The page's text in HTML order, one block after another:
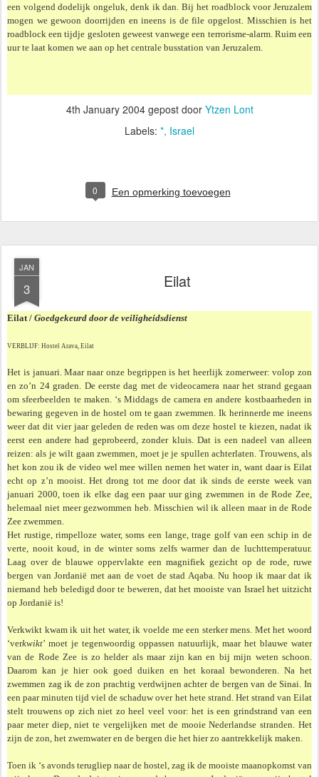
een volgend dodelijk ongeluk, denk ik dan. Bij het roadblock voor Jeruzalem
mogen we gewoon doorrijden en ineens is de file opgelost. Misschien is het
roadblock een tijdje gesloten geweest vanwege een terrorisme-alarm. Ruim een
uur te laat komen we aan op het centrale bus­station van Jeruzalem.
4th January 2004gepost door Ytzen Lont
Labels: * Israel
0 Een opmerking toevoegen
JAN
3 Eilat
Eilat / Goedgekeurd door de veiligheidsdienst
VERBLIJF: Hostel Arava, Eilat
Het is januari. Maar naar onze begrippen is het heerlijk zomerweer: volop zon
en zo’n 24 graden. De eerste dag met de videocamera naar het strand gegaan
om sfeerbeelden te maken. ‘s Middags de camera en andere kostbaar­heden in
bewaring gegeven in de hostel om te gaan zwemmen. Ik herinnerde me ineens
weer dat dit vier jaar geleden de reden was om deze hostel te kiezen, nadat ik
eerst een andere had geprobeerd, zonder kluis. Dat is een nadeel van alleen
reizen: als je wilt gaan zwemmen, moet je je spullen achterlaten. Trouwens, als
het kon zou ik de video wel mee willen nemen het water in, want daar is Eilat
echt op z’n mooist. Het drong tot me door dat ik sinds de eerste week van
januari 2000, toen ik elke dag een paar uur ging zwemmen in de Rode Zee,
helemaal niet meer gezwommen heb. Misschien wil ik alleen maar in de Rode
Zee zwemmen.
Het rustige, rimpelloze water, soms een lange, trage golf van een schip in de
verte, nooit koud, in de winter soms zelfs warmer dan de luchttemperatuur.
Laag over de blauwe oppervlakte een magnifiek gezicht op de rode, ruwe
bergen van Jordanië met aan de voet de stad Aqaba. Nu hoop ik maar dat ik
niemand heb beledigd door te beweren, dat het mooiste van Israel het uitzicht
op Jordanië is!
Verkwikt kwam ik uit het water, ik voelde me een sterker mens. Met het woord
‘verkwikt’ moet je tegenwoordig oppassen natuurlijk, maar het blauwe water
van de Rode Zee is zo helder als maar zijn kan en bij mijn weten schoon.
Daarom kan je hier ook goed duiken en het koraal bewonderen. Na het
zwemmen zag ik de zon prachtig verdwijnen achter de bergen van de Sinai. In
een paar minuten tijd viel de schaduw over het hete strand. Het strand van Eilat
stelt trouwens op zich niet zo heel veel voor: het is een grindstrand van een
paar meter diep, niet te vergelijken met de mooie Nederlandse stranden. Het
zijn de zon, het zwemwater en de bergen die het hier zo aantrekkelijk maken.
Toen ik ‘s avonds terugliep naar de hostel, zag ik de mooiste maanopkomst van